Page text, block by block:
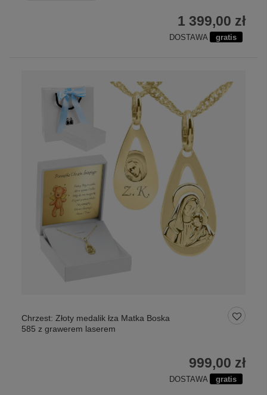
1 399,00 zł
DOSTAWA gratis
Chrzest: Złoty medalik łza Matka Boska
585 z grawerem laserem
999,00 zł
DOSTAWA gratis